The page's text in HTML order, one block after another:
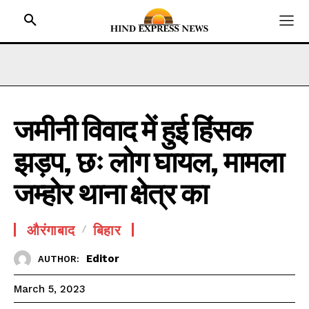
HOME
BIHAR
JHARKHAND
UTTAR PRADESH
MADHYA PRADESH
INTERNATIONAL
NATIONAL NEWS
CRIME NEWS
जमीनी विवाद में हुई हिंसक
झड़प, छः लोग घायल, मामला
जम्होर थाना क्षेत्र का
औरंगाबाद बिहार
AUTHOR: Editor
March 5, 2023